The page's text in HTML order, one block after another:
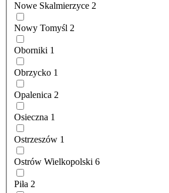
Nowe Skalmierzyce 2
Nowy Tomyśl 2
Oborniki 1
Obrzycko 1
Opalenica 2
Osieczna 1
Ostrzeszów 1
Ostrów Wielkopolski 6
Piła 2